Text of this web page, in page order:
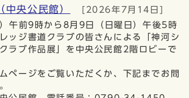
央公民館） [2026年7月14日]
午前9時から8月9日（日曜日）午後5時
ッジ書道クラブの皆さんによる「神河シ
ラブ作品展」を中央公民館2階ロビーで
ページをご覧いただくか、下記までお問